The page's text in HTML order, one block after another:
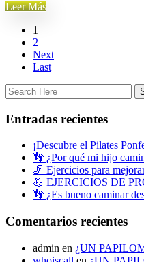
Leer Más
1
2
Next
Last
Entradas recientes
¡Descubre el Pilates
👣 ¿Por qué mi hijo
🦵 Ejercicios para
💪 EJERCICIOS DE
👣 ¿Es bueno caminar
Comentarios recientes
admin en ¿UN